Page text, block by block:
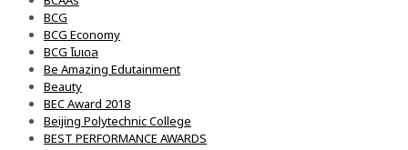
BCG
BCG Economy
BCG โมเดล
Be Amazing Edutainment
Beauty
BEC Award 2018
Beijing Polytechnic College
BEST PERFORMANCE AWARDS